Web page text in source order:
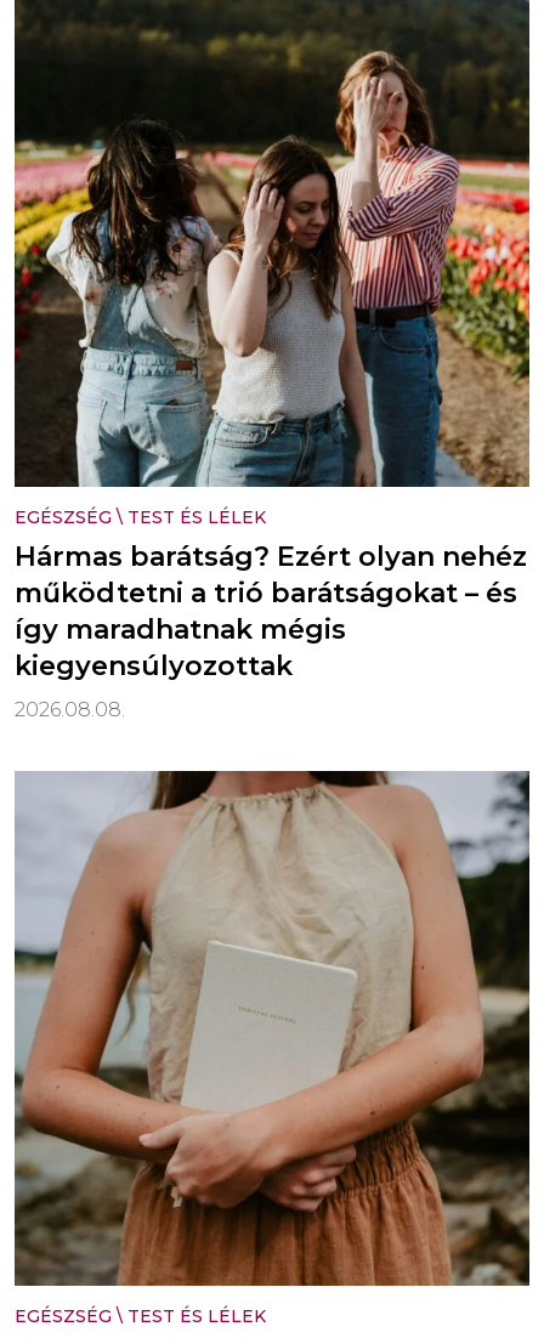
EGÉSZSÉG \ TEST ÉS LÉLEK
Hármas barátság? Ezért olyan nehéz
működtetni a trió barátságokat – és
így maradhatnak mégis
kiegyensúlyozottak
2026.08.08.
EGÉSZSÉG \ TEST ÉS LÉLEK